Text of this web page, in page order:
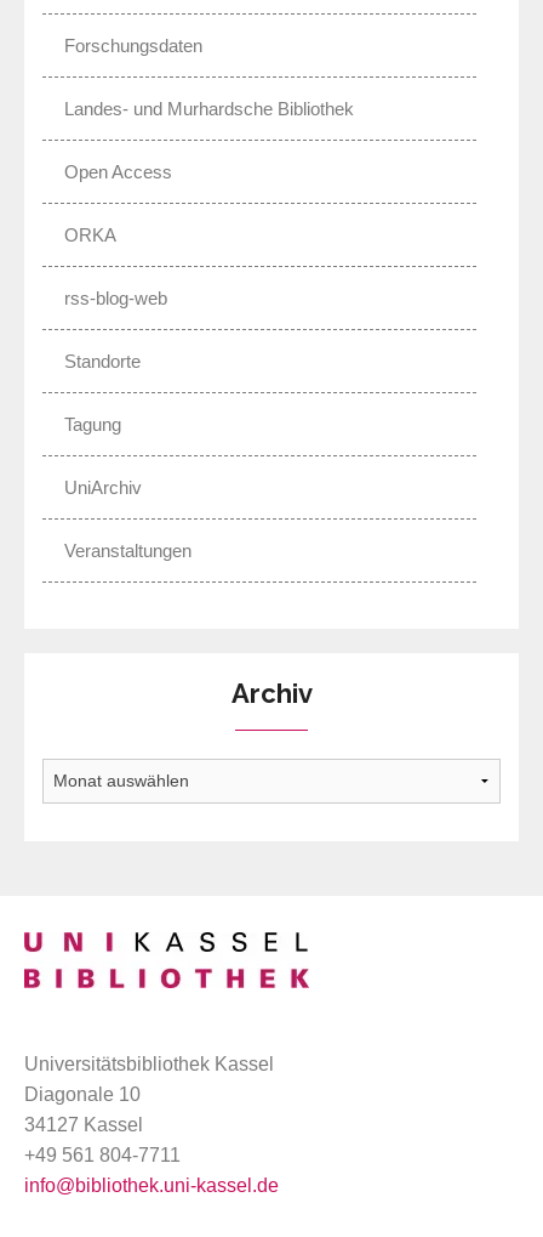
Forschungsdaten
Landes- und Murhardsche Bibliothek
Open Access
ORKA
rss-blog-web
Standorte
Tagung
UniArchiv
Veranstaltungen
Archiv
Archiv
Universitätsbibliothek Kassel
Diagonale 10
34127 Kassel
+49 561 804-7711
info@bibliothek.uni-kassel.de